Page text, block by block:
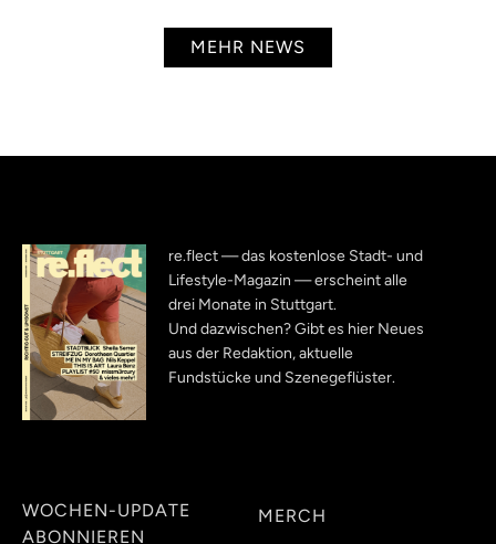
MEHR NEWS
re.flect — das kostenlose Stadt- und
Lifestyle-Magazin — erscheint alle
drei Monate in Stuttgart.
Und dazwischen? Gibt es hier Neues
aus der Redaktion, aktuelle
Fundstücke und Szenegeflüster.
WOCHEN-UPDATE
ABONNIEREN
MERCH